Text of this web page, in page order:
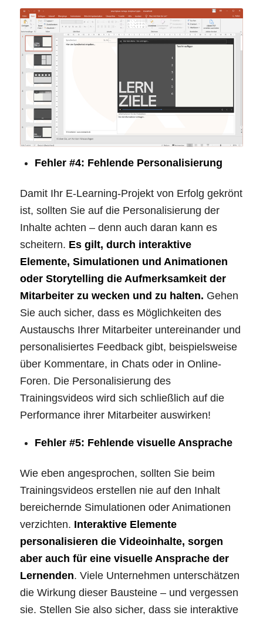
Fehler #4: Fehlende Personalisierung
Damit Ihr E-Learning-Projekt von Erfolg gekrönt
ist, sollten Sie auf die Personalisierung der
Inhalte achten – denn auch daran kann es
scheitern. Es gilt, durch interaktive
Elemente, Simulationen und Animationen
oder Storytelling die Aufmerksamkeit der
Mitarbeiter zu wecken und zu halten. Gehen
Sie auch sicher, dass es Möglichkeiten des
Austauschs Ihrer Mitarbeiter untereinander und
personalisiertes Feedback gibt, beispielsweise
über Kommentare, in Chats oder in Online-
Foren. Die Personalisierung des
Trainingsvideos wird sich schließlich auf die
Performance ihrer Mitarbeiter auswirken!
Fehler #5: Fehlende visuelle Ansprache
Wie eben angesprochen, sollten Sie beim
Trainingsvideos erstellen nie auf den Inhalt
bereichernde Simulationen oder Animationen
verzichten. Interaktive Elemente
personalisieren die Videoinhalte, sorgen
aber auch für eine visuelle Ansprache der
Lernenden. Viele Unternehmen unterschätzen
die Wirkung dieser Bausteine – und vergessen
sie. Stellen Sie also sicher, dass sie interaktive